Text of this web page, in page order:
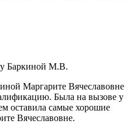
Баркиной М.В.
Маргарите Вячеславовне
Была на вызове у
оставила самые хорошие
Вячеславовне.